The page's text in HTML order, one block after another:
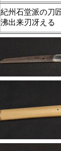
紀州石堂派の刀
沸出来刃冴える